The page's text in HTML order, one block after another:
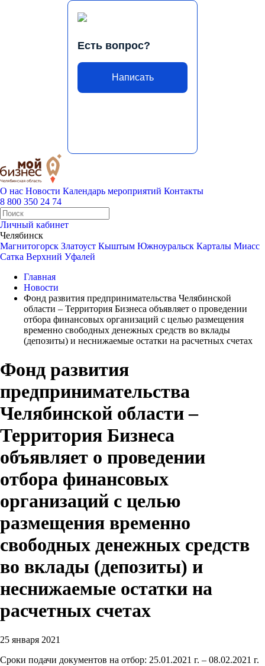
Есть вопрос?
Написать
О нас Новости Календарь мероприятий Контакты
8 800 350 24 74
Личный кабинет
Челябинск
Магнитогорск Златоуст Кыштым Южноуральск Карталы Миасс
Сатка Верхний Уфалей
Главная
Новости
Фонд развития предпринимательства Челябинской
области – Территория Бизнеса объявляет о проведении
отбора финансовых организаций с целью размещения
временно свободных денежных средств во вклады
(депозиты) и неснижаемые остатки на расчетных счетах
Фонд развития
предпринимательства
Челябинской области –
Территория Бизнеса
объявляет о проведении
отбора финансовых
организаций с целью
размещения временно
свободных денежных средств
во вклады (депозиты) и
неснижаемые остатки на
расчетных счетах
25 января 2021
Сроки подачи документов на отбор: 25.01.2021 г. – 08.02.2021 г.